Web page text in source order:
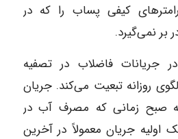
کیفی پساب را که در
بر نمی‌گیرد.
جریانات فاضلاب در تصفیه
روزانه تبعیت می‌کند. جریان
صبح زمانی که مصرف آب در
اولیه جریان معمولاً در آخرین